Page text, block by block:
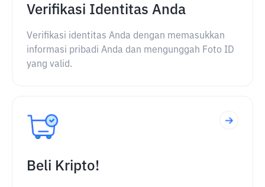
Verifikasi Identitas Anda
Verifikasi identitas Anda dengan memasukkan
informasi pribadi Anda dan mengunggah Foto ID
yang valid.
Beli Kripto!